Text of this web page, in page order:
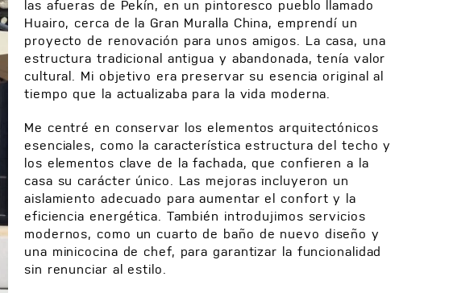
las afueras de Pekín, en un pintoresco pueblo llamado
Huairo, cerca de la Gran Muralla China, emprendí un
proyecto de renovación para unos amigos. La casa, una
estructura tradicional antigua y abandonada, tenía valor
cultural. Mi objetivo era preservar su esencia original al
tiempo que la actualizaba para la vida moderna.
Me centré en conservar los elementos arquitectónicos
esenciales, como la característica estructura del techo y
los elementos clave de la fachada, que confieren a la
casa su carácter único. Las mejoras incluyeron un
aislamiento adecuado para aumentar el confort y la
eficiencia energética. También introdujimos servicios
modernos, como un cuarto de baño de nuevo diseño y
una minicocina de chef, para garantizar la funcionalidad
sin renunciar al estilo.